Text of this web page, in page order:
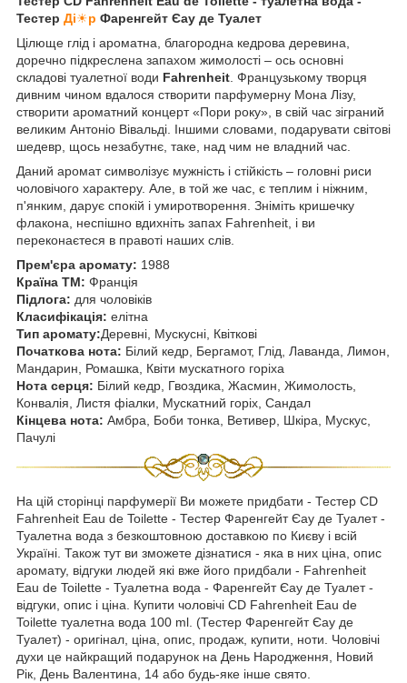
Тестер Ді☀р Фаренгейт Єау де Туалет
Цілюще глід і ароматна, благородна кедрова деревина,
доречно підкреслена запахом жимолості – ось основні
складові туалетної води Fahrenheit . Французькому творця
дивним чином вдалося створити парфумерну Мона Лізу,
створити ароматний концерт «Пори року», в свій час зіграний
великим Антоніо Вівальді. Іншими словами, подарувати світові
шедевр, щось незабутнє, таке, над чим не владний час.
Даний аромат символізує мужність і стійкість – головні риси
чоловічого характеру. Але, в той же час, є теплим і ніжним,
п'янким, дарує спокій і умиротворення. Зніміть кришечку
флакона, неспішно вдихніть запах Fahrenheit, і ви
переконаєтеся в правоті наших слів.
Прем'єра аромату: 1988
Країна ТМ: Франція
Підлога: для чоловіків
Класифікація: елітна
Тип аромату:Деревні, Мускусні, Квіткові
Початкова нота: Білий кедр, Бергамот, Глід, Лаванда, Лимон,
Мандарин, Ромашка, Квіти мускатного горіха
Нота серця: Білий кедр, Гвоздика, Жасмин, Жимолость,
Конвалія, Листя фіалки, Мускатний горіх, Сандал
Кінцева нота: Амбра, Боби тонка, Ветивер, Шкіра, Мускус,
Пачулі
На цій сторінці парфумерії Ви можете придбати - Тестер CD
Fahrenheit Eau de Toilette - Тестер Фаренгейт Єау де Туалет -
Туалетна вода з безкоштовною доставкою по Києву і всій
Україні. Також тут ви зможете дізнатися - яка в них ціна, опис
аромату, відгуки людей які вже його придбали - Fahrenheit
Eau de Toilette - Туалетна вода - Фаренгейт Єау де Туалет -
відгуки, опис і ціна. Купити чоловічі CD Fahrenheit Eau de
Toilette туалетна вода 100 ml. (Тестер Фаренгейт Єау де
Туалет) - оригінал, ціна, опис, продаж, купити, ноти. Чоловічі
духи це найкращий подарунок на День Народження, Новий
Рік, День Валентина, 14 або будь-яке інше свято.